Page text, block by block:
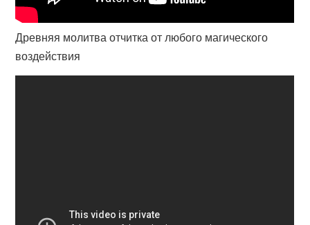
Древняя молитва отчитка от любого магического
воздействия